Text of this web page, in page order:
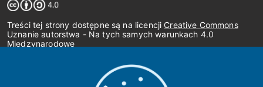
Treści tej strony dostępne są na licencji Creative Commons
Uznanie autorstwa - Na tych samych warunkach 4.0
Międzynarodowe